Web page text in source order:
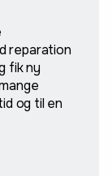
reparation
fik ny
og til en